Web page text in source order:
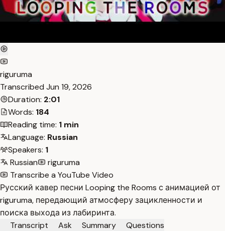
riguruma
Transcribed Jun 19, 2026
Duration: 2:01
Words: 184
Reading time: 1 min
Language: Russian
Speakers: 1
Russian
riguruma
Transcribe a YouTube Video
Русский кавер песни Looping the Rooms с анимацией от
riguruma, передающий атмосферу зацикленности и
поиска выхода из лабиринта.
Transcript
Ask Summary
Questions